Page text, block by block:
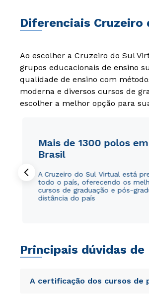
Diferenciais Cruzeiro
Ao escolher a Cruzeiro do Sul
grupos educacionais de ensino
qualidade de ensino com
moderna e diversos cursos de
escolher a melhor opção para
Mais de 1300 polos
Brasil
A Cruzeiro do Sul Virtual está
todo o país, oferecendo os
cursos de graduação e pós-
distância do país
Principais dúvidas de
A certificação dos cursos de